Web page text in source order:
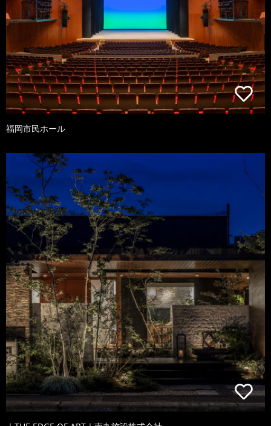
福岡市民ホール